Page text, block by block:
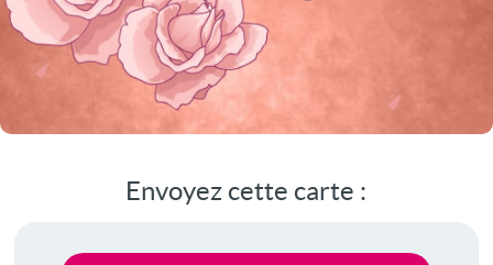
Envoyez cette carte :